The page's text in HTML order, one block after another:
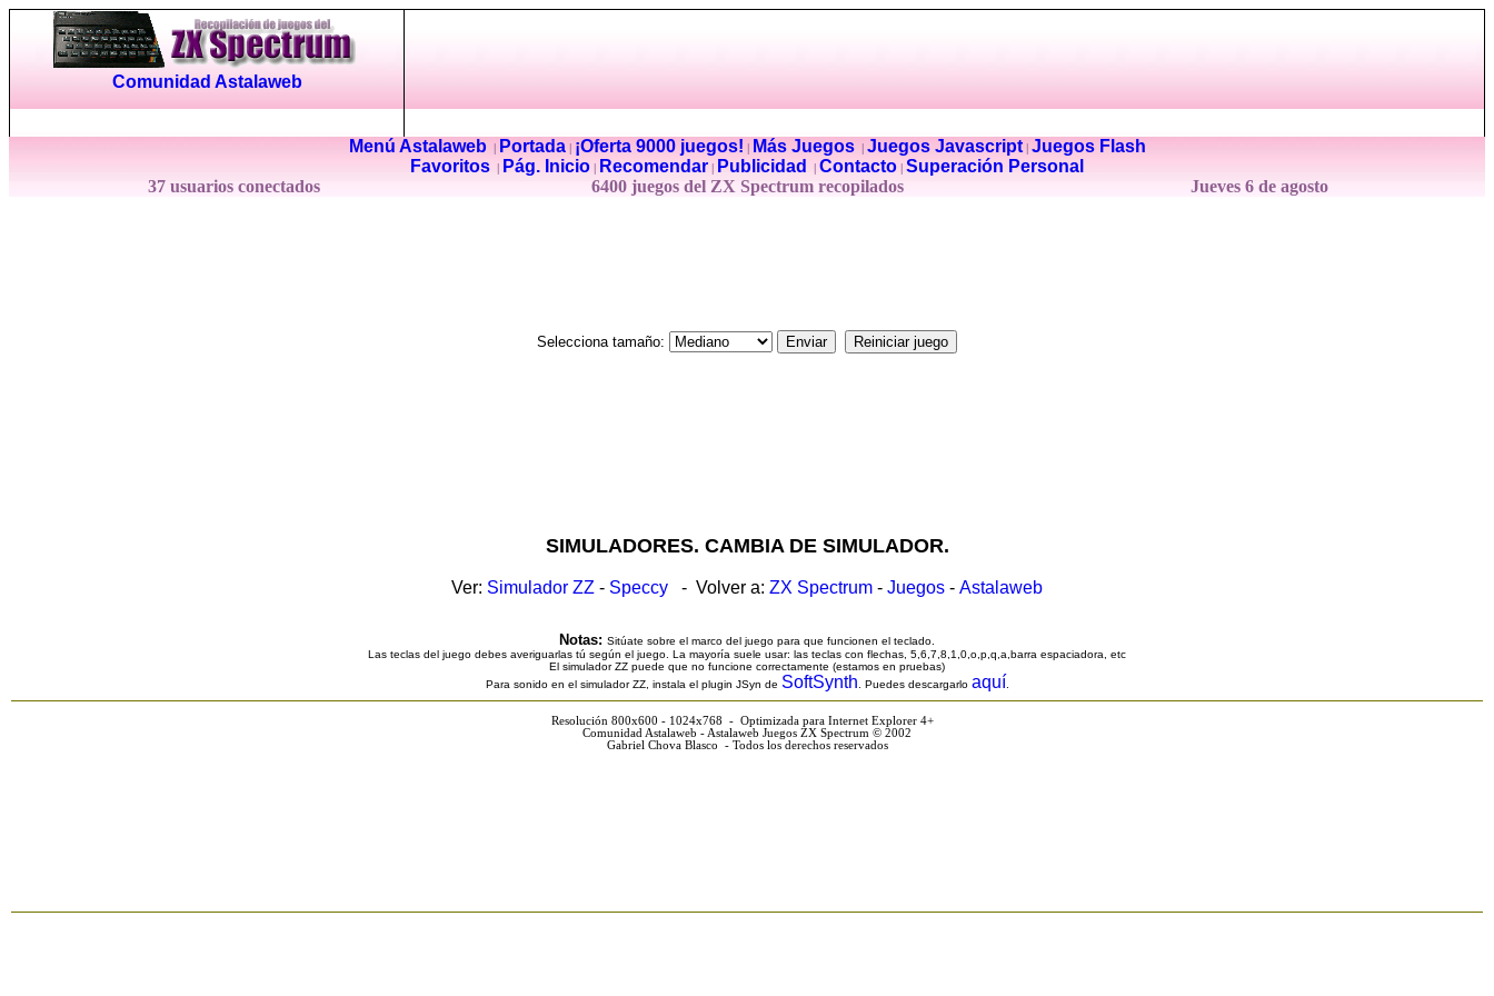
Comunidad Astalaweb
Menú Astalaweb| Portada| ¡Oferta 9000 juegos! Más Juegos| Juegos Javascript| Juegos Flash
Favoritos
Pág. Inicio Recomendar Publicidad Contacto Superación Personal
37 usuarios conectados
6400 juegos del ZX Spectrum recopilados Jueves 6 de agosto
Selecciona tamaño:
SIMULADORES. CAMBIA DE SIMULADOR.
Ver: Simulador ZZ - Speccy - Volver a: ZX Spectrum - Juegos - Astalaweb
Notas: Sitúate sobre el marco del juego para que funcionen el teclado.
Las teclas del juego debes averiguarlas tú según el juego. La mayoría suele usar: las teclas con flechas, 5,6,7,8,1,0,o,p,q,a,barra espaciadora, etc
El simulador ZZ puede que no funcione correctamente (estamos en pruebas)
Para sonido en el simulador ZZ, instala el plugin JSyn de SoftSynth . Puedes descargarlo aquí
Resolución 800x600 - 1024x768 - Optimizada para Internet Explorer 4+
Comunidad Astalaweb - Astalaweb Juegos ZX Spectrum © 2002
Gabriel Chova Blasco - Todos los derechos reservados